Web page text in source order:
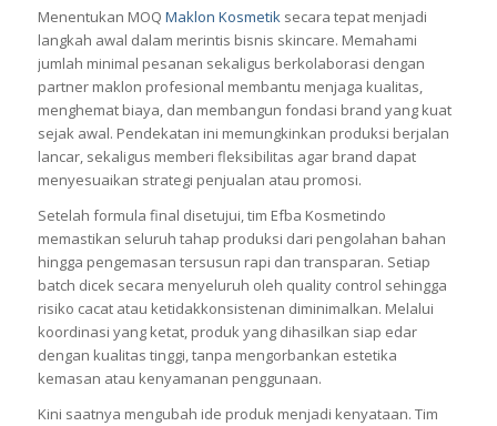
Menentukan MOQ Maklon Kosmetik secara tepat menjadi
langkah awal dalam merintis bisnis skincare. Memahami
jumlah minimal pesanan sekaligus berkolaborasi dengan
partner maklon profesional membantu menjaga kualitas,
menghemat biaya, dan membangun fondasi brand yang kuat
sejak awal. Pendekatan ini memungkinkan produksi berjalan
lancar, sekaligus memberi fleksibilitas agar brand dapat
menyesuaikan strategi penjualan atau promosi.
Setelah formula final disetujui, tim Efba Kosmetindo
memastikan seluruh tahap produksi dari pengolahan bahan
hingga pengemasan tersusun rapi dan transparan. Setiap
batch dicek secara menyeluruh oleh quality control sehingga
risiko cacat atau ketidakkonsistenan diminimalkan. Melalui
koordinasi yang ketat, produk yang dihasilkan siap edar
dengan kualitas tinggi, tanpa mengorbankan estetika
kemasan atau kenyamanan penggunaan.
Kini saatnya mengubah ide produk menjadi kenyataan. Tim